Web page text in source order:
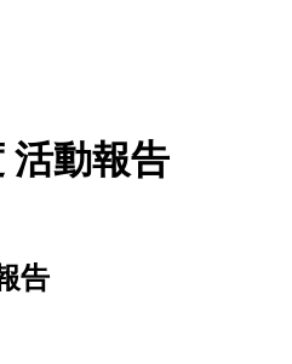
活動報告
告